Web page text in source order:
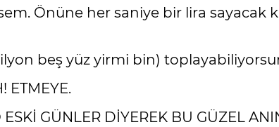
Önüne her saniye bir lira
beş yüz yirmi bin)
ETMEYE.
GÜNLER DİYEREK BU GÜZEL